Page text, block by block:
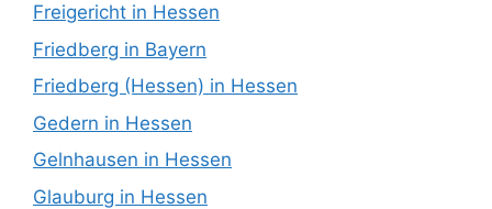
Freigericht in Hessen
Friedberg in Bayern
Friedberg (Hessen) in Hessen
Gedern in Hessen
Gelnhausen in Hessen
Glauburg in Hessen